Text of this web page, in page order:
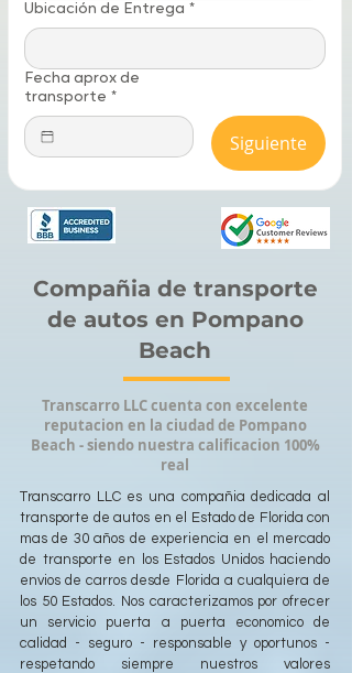
Ubicación de Entrega *
Fecha aprox de
transporte *
Siguiente
Compañia de transporte
de autos en Pompano
Beach
Transcarro LLC cuenta con excelente
reputacion en la ciudad de Pompano
Beach - siendo nuestra calificacion 100%
real
Transcarro LLC es una compañia dedicada al
transporte de autos en el Estado de Florida con
mas de 30 años de experiencia en el mercado
de transporte en los Estados Unidos haciendo
envios de carros desde Florida a cualquiera de
los 50 Estados. Nos caracterizamos por ofrecer
un servicio puerta a puerta economico de
calidad - seguro - responsable y oportunos -
respetando siempre nuestros valores